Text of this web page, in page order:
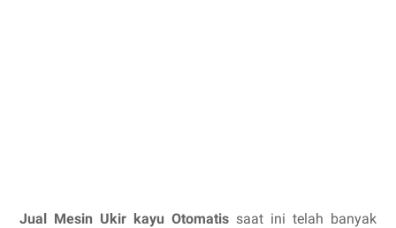
Jual Mesin Ukir kayu Otomatis saat ini telah banyak